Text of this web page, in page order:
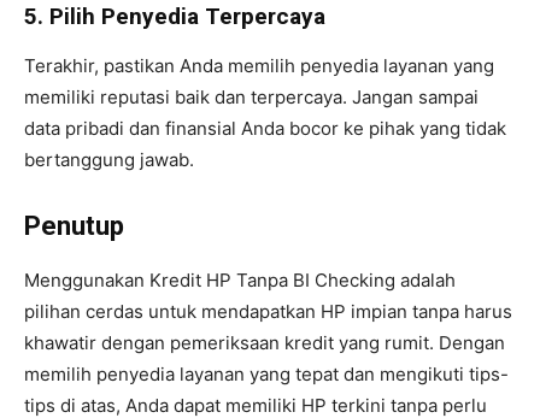
5. Pilih Penyedia Terpercaya
Terakhir, pastikan Anda memilih penyedia layanan yang
memiliki reputasi baik dan terpercaya. Jangan sampai
data pribadi dan finansial Anda bocor ke pihak yang tidak
bertanggung jawab.
Penutup
Menggunakan Kredit HP Tanpa BI Checking adalah
pilihan cerdas untuk mendapatkan HP impian tanpa harus
khawatir dengan pemeriksaan kredit yang rumit. Dengan
memilih penyedia layanan yang tepat dan mengikuti tips-
tips di atas, Anda dapat memiliki HP terkini tanpa perlu